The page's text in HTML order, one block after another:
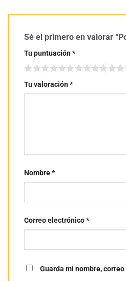
Sé el primero en valorar
Tu puntuación*
Tu valoración*
Nombre*
Correo electrónico*
Guarda mi nombre,